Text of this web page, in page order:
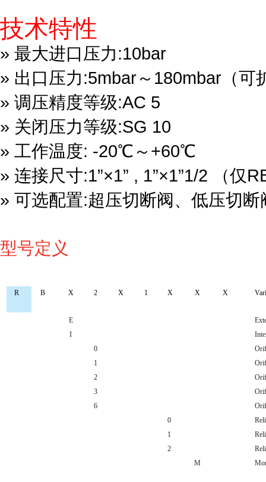
技术特性
» 最大进口压力:10bar
» 出口压力:5mbar～180mbar（可
» 调压精度等级:AC 5
» 关闭压力等级:SG 10
» 工作温度: -20℃～+60℃
» 连接尺寸:1”×1” , 1”×1”1/2 （仅
» 可选配置:超压切断阀、低压切断
型号定义
R B X 2 X 1 X X X
E
I
0
1
2
3
6
0
1
2
M